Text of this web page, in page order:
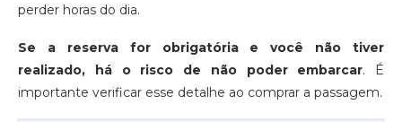
perder horas do dia.
Se a reserva for obrigatória e você não tiver
realizado, há o risco de não poder embarcar. É
importante verificar esse detalhe ao comprar a passagem.